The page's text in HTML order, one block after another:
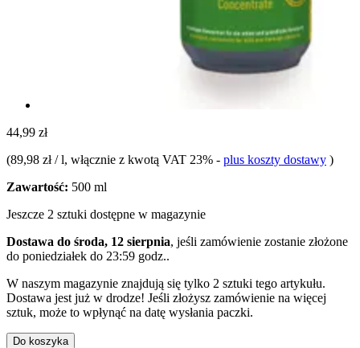
44,99 zł
(89,98 zł / l, włącznie z kwotą VAT 23% - plus koszty dostawy )
Zawartość: 500 ml
Jeszcze 2 sztuki dostępne w magazynie
Dostawa do środa, 12 sierpnia, jeśli zamówienie zostanie złożone
do poniedziałek do 23:59 godz..
W naszym magazynie znajdują się tylko 2 sztuki tego artykułu.
Dostawa jest już w drodze! Jeśli złożysz zamówienie na więcej
sztuk, może to wpłynąć na datę wysłania paczki.
Do koszyka